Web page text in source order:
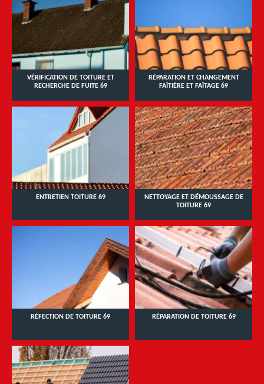
VÉRIFICATION DE TOITURE ET
RECHERCHE DE FUITE 69
RÉPARATION ET CHANGEMENT
FAÎTIÈRE ET FAÎTAGE 69
ENTRETIEN TOITURE 69
NETTOYAGE ET DÉMOUSSAGE DE
TOITURE 69
RÉFECTION DE TOITURE 69 RÉPARATION DE TOITURE 69